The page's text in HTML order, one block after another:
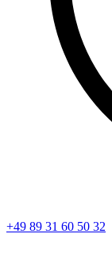
+49 89 31 60 50 32